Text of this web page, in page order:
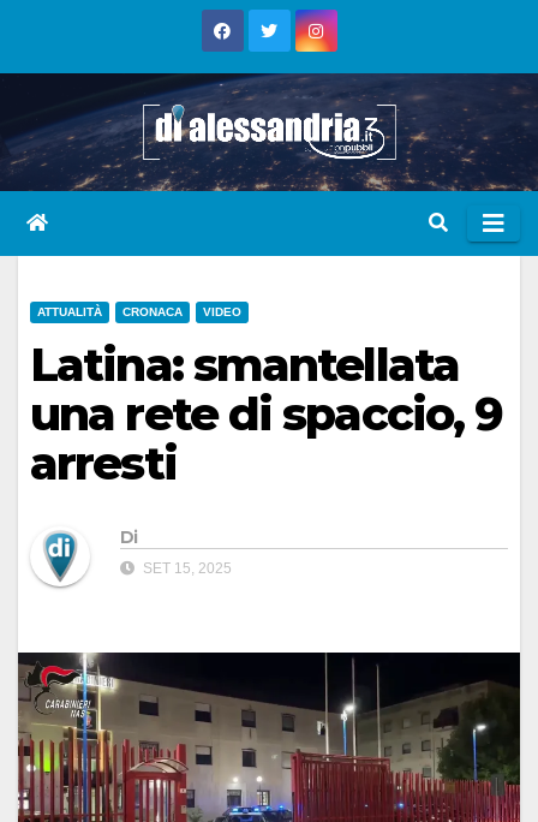
ATTUALITÀ CRONACA VIDEO
Latina: smantellata
una rete di spaccio, 9
arresti
Di
SET 15, 2025